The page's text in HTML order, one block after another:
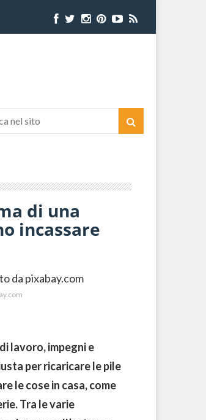
di una
incassare
lavoro, impegni e
per ricaricare le pile
le cose in casa, come
Tra le varie